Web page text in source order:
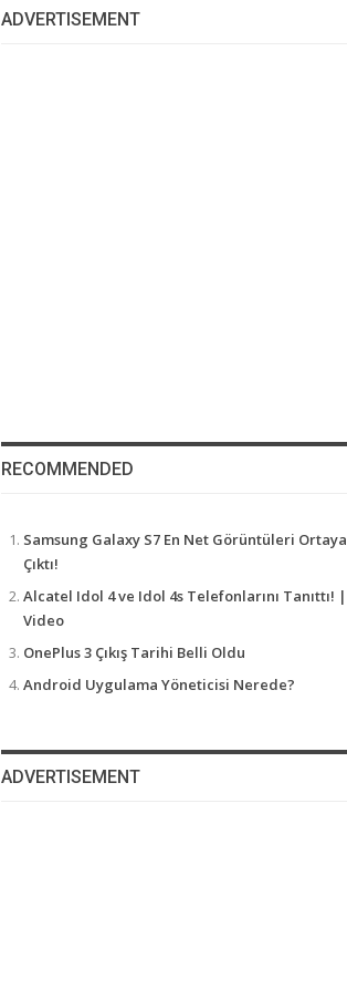
ADVERTISEMENT
RECOMMENDED
Samsung Galaxy S7 En Net Görüntüleri Ortaya
Çıktı!
Alcatel Idol 4 ve Idol 4s Telefonlarını Tanıttı! |
Video
OnePlus 3 Çıkış Tarihi Belli Oldu
Android Uygulama Yöneticisi Nerede?
ADVERTISEMENT